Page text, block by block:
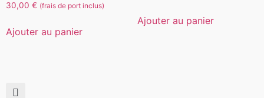
30,00 € (frais de port inclus)
Ajouter au panier
Ajouter au panier